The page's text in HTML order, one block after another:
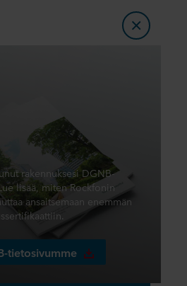
rakennuksesi DGNB-
lisää, miten Rockfonin
ansaitsemaan enemmän
tietosivumme